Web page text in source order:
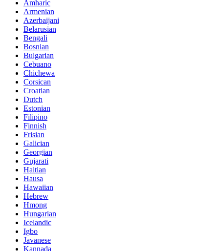
Amharic
Armenian
Azerbaijani
Belarusian
Bengali
Bosnian
Bulgarian
Cebuano
Chichewa
Corsican
Croatian
Dutch
Estonian
Filipino
Finnish
Frisian
Galician
Georgian
Gujarati
Haitian
Hausa
Hawaiian
Hebrew
Hmong
Hungarian
Icelandic
Igbo
Javanese
Kannada